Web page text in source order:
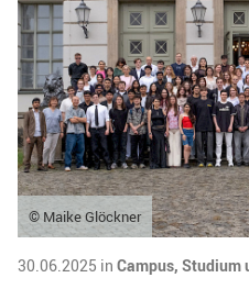
© Maike Glöckner
30.06.2025 in Campus, Studium